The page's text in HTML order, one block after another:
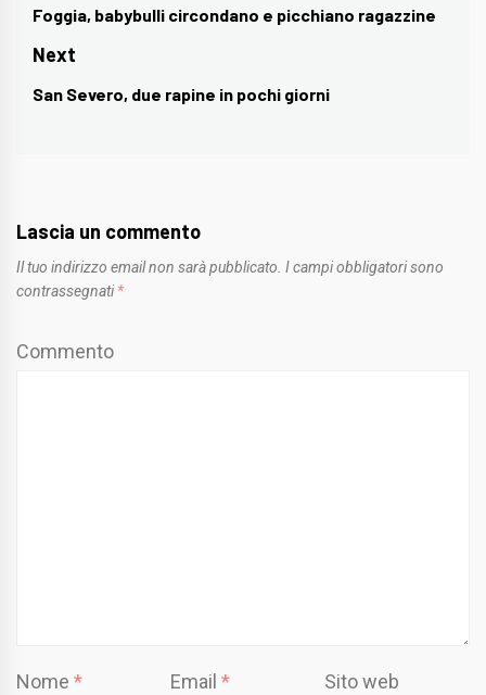
articoli
Previous
post:
Foggia, babybulli circondano e picchiano ragazzine
Next
Next
San Severo, due rapine in pochi giorni
Lascia un commento
Il tuo indirizzo email non sarà pubblicato. I campi obbligatori sono
contrassegnati *
Commento
Nome * Email* Sito web